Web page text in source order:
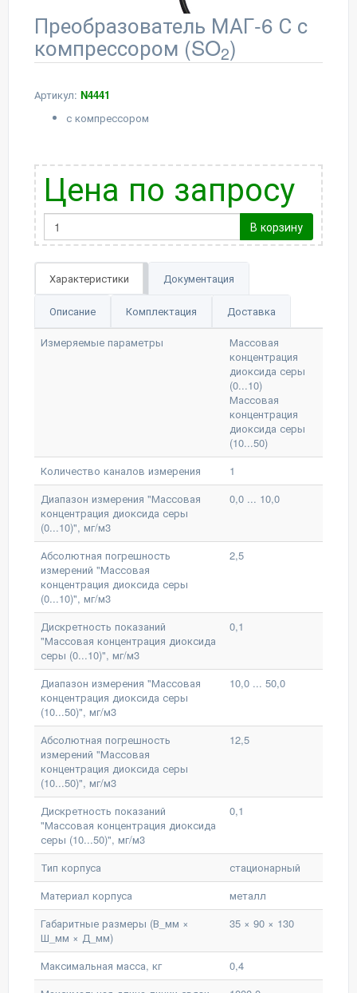
Преобразователь МАГ-6 С с
компрессором (SO2)
Артикул: N4441
с компрессором
Цена по запросу
В корзину
Характеристики Документация
Описание Комплектация Доставка
Измеряемые параметры
Массовая
концентрация
диоксида серы
(0...10)
Массовая
концентрация
диоксида серы
(10...50)
Количество каналов измерения
1
Диапазон измерения "Массовая
концентрация диоксида серы
(0...10)", мг/м3
0,0 ... 10,0
Абсолютная погрешность
измерений "Массовая
концентрация диоксида серы
(0...10)", мг/м3
2,5
Дискретность показаний
"Массовая концентрация диоксида
серы (0...10)", мг/м3
0,1
Диапазон измерения "Массовая
концентрация диоксида серы
(10...50)", мг/м3
10,0 ... 50,0
Абсолютная погрешность
измерений "Массовая
концентрация диоксида серы
(10...50)", мг/м3
12,5
Дискретность показаний
"Массовая концентрация диоксида
серы (10...50)", мг/м3
0,1
Тип корпуса
стационарный
Материал корпуса
металл
Габаритные размеры (В_мм ×
Ш_мм × Д_мм)
35 × 90 × 130
Максимальная масса, кг
0,4